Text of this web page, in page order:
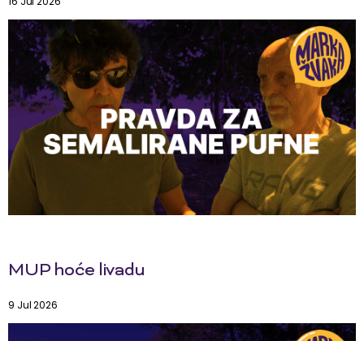
MUP hoće livadu
9 Jul 2026